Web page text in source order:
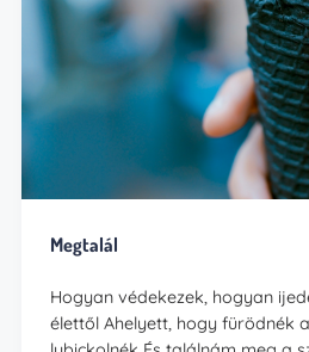
Megtalál
Hogyan védekezek, hogyan
élettől Ahelyett, hogy fürödnék